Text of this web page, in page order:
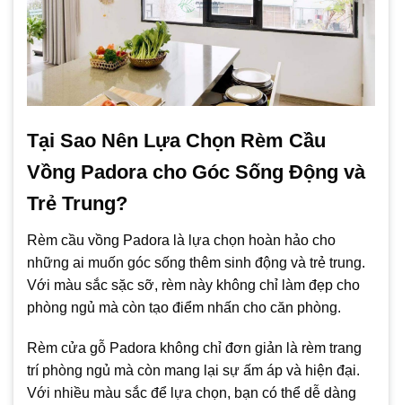
Tại Sao Nên Lựa Chọn Rèm Cầu
Vồng Padora cho Góc Sống Động và
Trẻ Trung?
Rèm cầu vồng Padora là lựa chọn hoàn hảo cho
những ai muốn góc sống thêm sinh động và trẻ trung.
Với màu sắc sặc sỡ, rèm này không chỉ làm đẹp cho
phòng ngủ mà còn tạo điểm nhấn cho căn phòng.
Rèm cửa gỗ Padora không chỉ đơn giản là rèm trang
trí phòng ngủ mà còn mang lại sự ấm áp và hiện đại.
Với nhiều màu sắc để lựa chọn, bạn có thể dễ dàng